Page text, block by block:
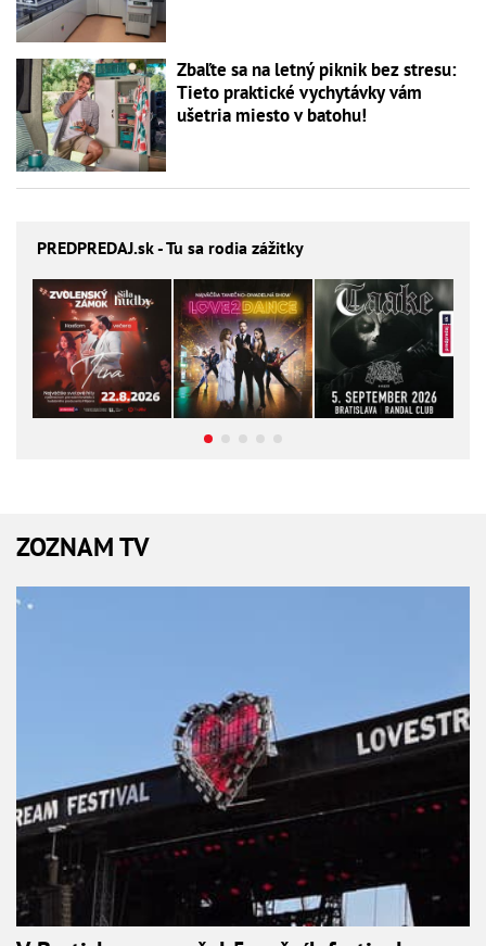
Zbaľte sa na letný piknik bez stresu:
Tieto praktické vychytávky vám
ušetria miesto v batohu!
PREDPREDAJ.sk - Tu sa rodia zážitky
ZOZNAM TV